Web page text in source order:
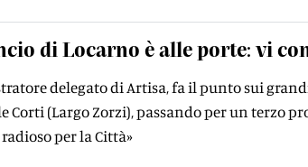
di Locarno è alle porte: vi
delegato di Artisa, fa il punto sui
Corti (Largo Zorzi), passando per un terzo
per la Città»